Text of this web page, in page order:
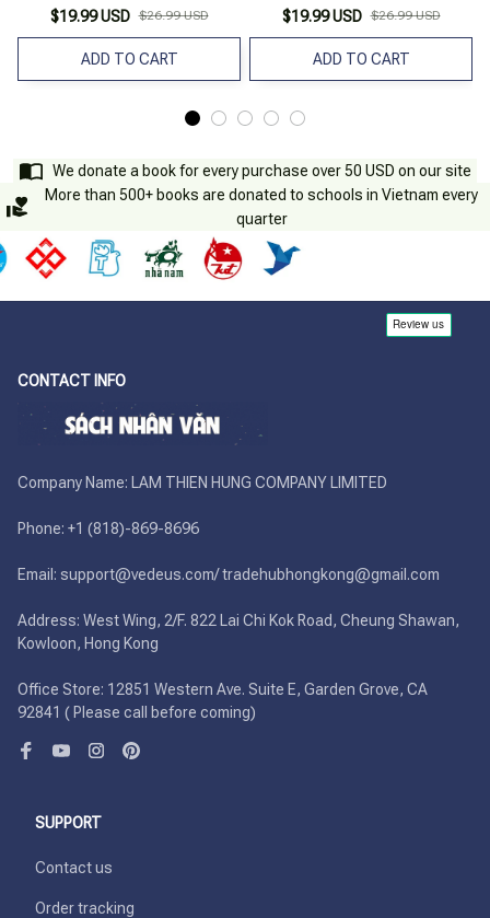
$19.99 USD $26.99 USD
ADD TO CART
$19.99 USD $26.99 USD
ADD TO CART
We donate a book for every purchase over 50 USD on our site
More than 500+ books are donated to schools in Vietnam every
quarter
CONTACT INFO
Company Name: LAM THIEN HUNG COMPANY LIMITED
Phone: +1 (818)-869-8696
Email: support@vedeus.com/ tradehubhongkong@gmail.com
Address: West Wing, 2/F. 822 Lai Chi Kok Road, Cheung Shawan,
Kowloon, Hong Kong
Office Store: 12851 Western Ave. Suite E, Garden Grove, CA
92841 ( Please call before coming)
SUPPORT
Contact us
Order tracking